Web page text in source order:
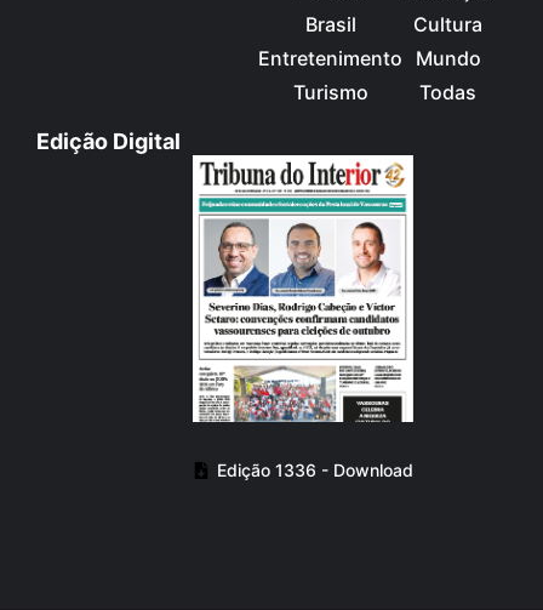
Brasil
Entretenimento
Turismo
Cultura
Mundo
Todas
Edição Digital
Edição 1336 - Download